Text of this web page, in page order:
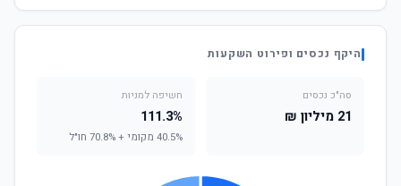
היקף נכסים ופירוט השקעות
סה"כ נכסים
21 מיליון ₪
חשיפה למניות
111.3%
40.5% מקומי + 70.8% חו"ל